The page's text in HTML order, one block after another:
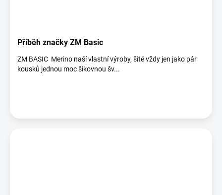
Příběh značky ZM Basic
ZM BASIC Merino naší vlastní výroby, šité vždy jen jako pár
kousků jednou moc šikovnou šv...